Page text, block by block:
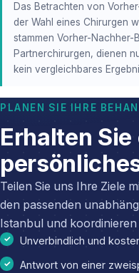
Das Betrachten von
der Wahl eines Chirurgen
stammen Vorher-Nachher-
Partnerchirurgen, dienen
kein vergleichbares
PLANEN SIE IHRE
Erhalten Sie
Teilen Sie uns Ihre Ziele
den passenden
Istanbul und koordinieren
Unverbindlich und
Antwort von einer